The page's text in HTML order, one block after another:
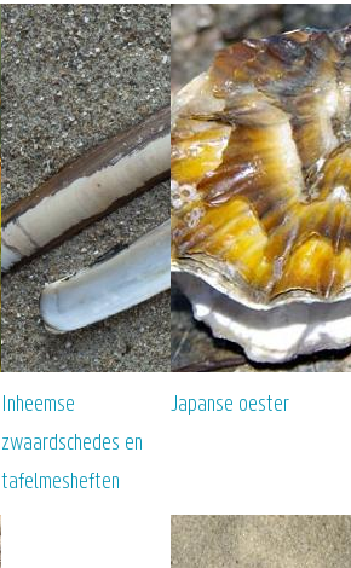
Inheemse
zwaardschedes en
tafelmesheften
Japanse oester